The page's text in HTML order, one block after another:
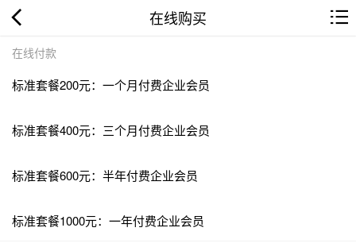
在线购买
在线付款
标准套餐200元：一个月付费企业会员
标准套餐400元：三个月付费企业会员
标准套餐600元：半年付费企业会员
标准套餐1000元：一年付费企业会员